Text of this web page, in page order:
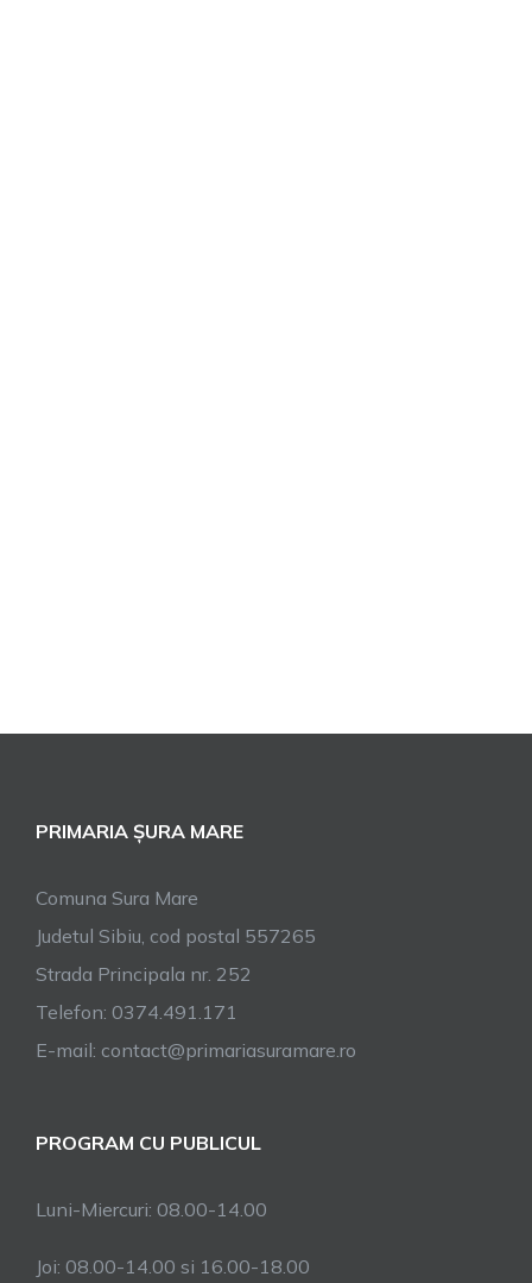
PRIMARIA ȘURA MARE
Comuna Sura Mare
Judetul Sibiu, cod postal 557265
Strada Principala nr. 252
Telefon: 0374.491.171
E-mail: contact@primariasuramare.ro
PROGRAM CU PUBLICUL
Luni-Miercuri: 08.00-14.00
Joi: 08.00-14.00 si 16.00-18.00